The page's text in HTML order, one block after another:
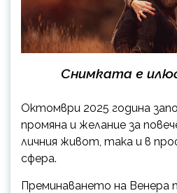
Снимката е
Октомври 2025 година
промяна и желание за
личния живот, така и в
сфера.
Преминаването на Венера